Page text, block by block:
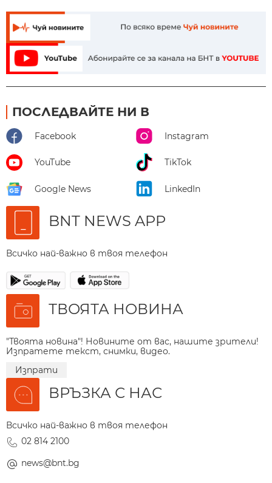
ПОСЛЕДВАЙТЕ НИ В
Facebook Instagram
YouTube TikTok
Google News LinkedIn
BNT NEWS APP
Всичко най-важно в твоя телефон
ТВОЯТА НОВИНА
"Твоята новина"! Новините от вас, нашите зрители!
Изпратете текст, снимки, видео.
Изпрати
ВРЪЗКА С НАС
Всичко най-важно в твоя телефон
02 814 2100
news@bnt.bg